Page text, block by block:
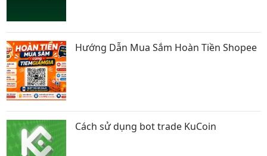
Hướng Dẫn Mua Sắm Hoàn Tiền Shopee
Cách sử dụng bot trade KuCoin